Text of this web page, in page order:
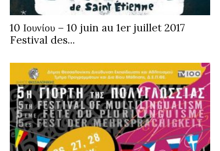
10 Ιουνίου – 10 juin au 1er juillet 2017
Festival des...